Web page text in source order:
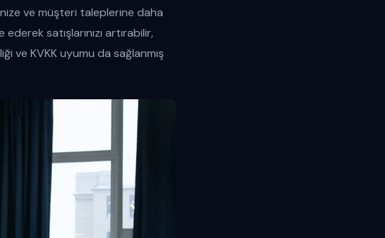
ve müşteri taleplerine daha
satışlarınızı artırabilir,
ve KVKK uyumu da sağlanmış